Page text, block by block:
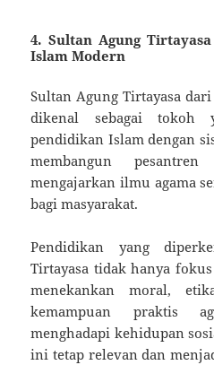
4. Sultan Agung
Islam Modern
Sultan Agung Tirtayasa
dikenal sebagai tokoh
pendidikan Islam dengan
membangun
mengajarkan ilmu agama
bagi masyarakat.
Pendidikan yang
Tirtayasa tidak hanya
menekankan moral,
kemampuan praktis
menghadapi kehidupan
ini tetap relevan dan